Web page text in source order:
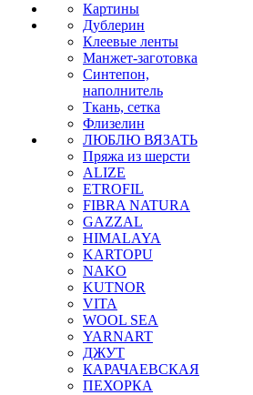
Картины
Дублерин
Клеевые ленты
Манжет-заготовка
Синтепон,
наполнитель
Ткань, сетка
Флизелин
ЛЮБЛЮ ВЯЗАТЬ
Пряжа из шерсти
ALIZE
ETROFIL
FIBRA NATURA
GAZZAL
HIMALAYA
KARTOPU
NAKO
KUTNOR
VITA
WOOL SEA
YARNART
ДЖУТ
КАРАЧАЕВСКАЯ
ПЕХОРКА